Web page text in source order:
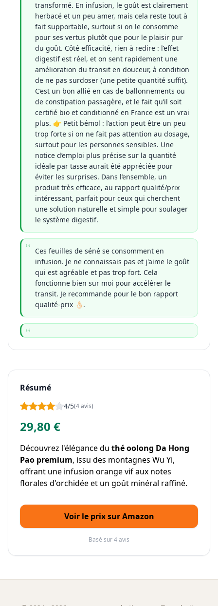
transformé. En infusion, le goût est clairement
herbacé et un peu amer, mais cela reste tout à
fait supportable, surtout si on le consomme
pour ses vertus plutôt que pour le plaisir pur
du goût. Côté efficacité, rien à redire : l’effet
digestif est réel, et on sent rapidement une
amélioration du transit en douceur, à condition
de ne pas surdoser (une petite quantité suffit).
C’est un bon allié en cas de ballonnements ou
de constipation passagère, et le fait qu’il soit
certifié bio et conditionné en France est un vrai
plus. 👉 Petit bémol : l’action peut être un peu
trop forte si on ne fait pas attention au dosage,
surtout pour les personnes sensibles. Une
notice d’emploi plus précise sur la quantité
idéale par tasse aurait été appréciée pour
éviter les surprises. Dans l’ensemble, un
produit très efficace, au rapport qualité/prix
intéressant, parfait pour ceux qui cherchent
une solution naturelle et simple pour soulager
le système digestif.
Ces feuilles de séné se consomment en
infusion. Je ne connaissais pas et j'aime le goût
qui est agréable et pas trop fort. Cela
fonctionne bien sur moi pour accélérer le
transit. Je recommande pour le bon rapport
qualité-prix 👌🏻.
Résumé
4/5(4 avis)
29,80 €
Découvrez l'élégance du thé oolong Da Hong
Pao premium, issu des montagnes Wu Yi,
offrant une infusion orange vif aux notes
florales d'orchidée et un goût minéral raffiné.
Voir le prix sur Amazon
Basé sur 4 avis